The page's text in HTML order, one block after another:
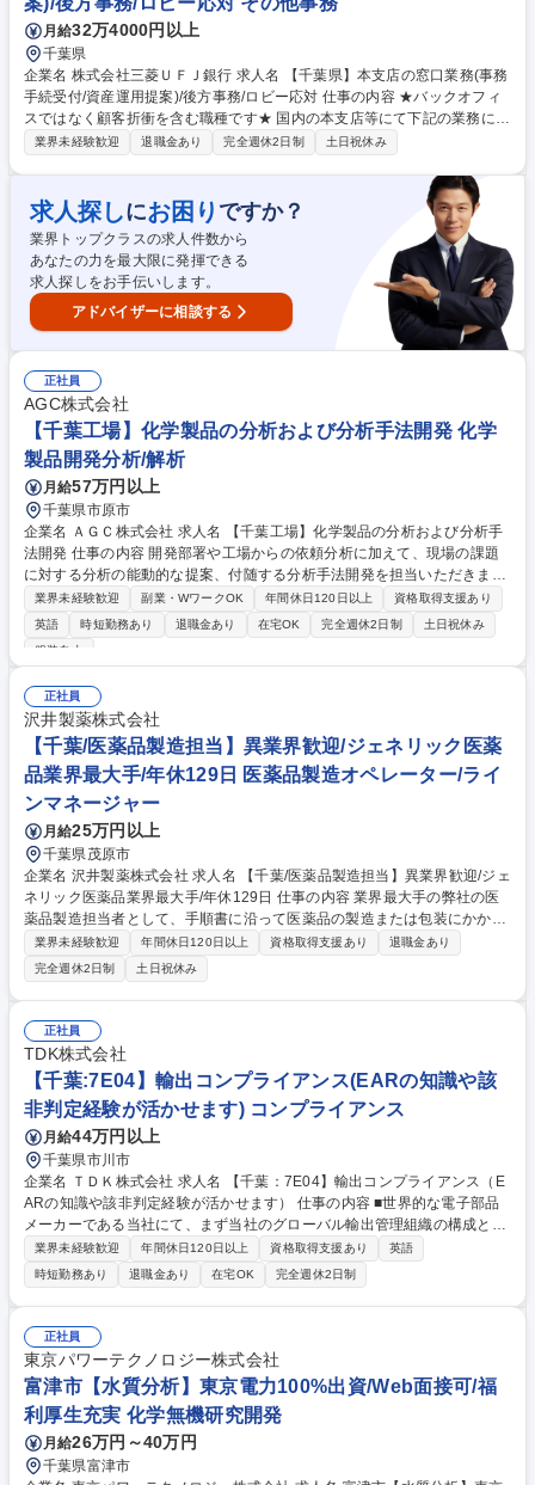
言/攻めの知財
月給32万4000円以上
千葉県
企業名 株式会社三菱ＵＦＪ銀行 求人名 【千葉県】本支店の窓口業務(事務
手続受付/資産運用提案)/後方事務/ロビー応対 仕事の内容 ★バックオフィ
スではなく顧客折衝を含む職種です★ 国内の本支店等にて下記の業務に従
事していただきます。 ■窓口/後方/ロビーにて事務手続等の受付・オペレ
融商品のご提案 ■効率的な事務運用の検討・構築等 ≪業務紹介：ご応募前
に必ずご覧ください≫ ※記事 https://www.mysite.bk.mufg.jp/career/circle/
article17/ ※動画 https://youtu.be/H-S7HaJqqbg 募集職種 【千葉県】本支
店の窓口業務(事務手続受付/資産運用提案)/後方事務/ロビー応対
業界未経験歓迎 退職金あり 完全週休2日制 土日祝休み
求人探しにお困り ですか？
業界トップクラスの求人件数から
あなたの力を最大限に発揮できる
求人探しをお手伝いします。
アドバイザーに相談する
正社員
AGC株式会社
【千葉工場】化学製品の分析および分析手法開発 化学
製品開発分析/解析
月給57万円以上
千葉県市原市
企業名 ＡＧＣ株式会社 求人名 【千葉工場】化学製品の分析および分析手
法開発 仕事の内容 開発部署や工場からの依頼分析に加えて、現場の課題
に対する分析の能動的な提案、付随する分析手法開発を担当いただきま
す。基本的には、案件に応じてチームを組んで対応いただきます。また、
比較的経験の浅い メンバーが多いため、ご経験によっては技術指導や将来
的にはマネジメント業務も期待します。■分析対象：フッ素を原料とす
／膜／ゴム等）、クロール・アルカリの基礎化学製品、環境分析（大気・
水質等）等幅広くお任せ。■主に使用する分析装置例：GC、LCMS、FT-I
R、NMR、GPC、XRD等 ※現状、液体・気体分析（有機系）の割合が多
いです。 募集職種 【千葉工場】化学製品の分析および分析手法開発
業界未経験歓迎 副業・WワークOK 年間休日120日以上
資格取得支援あり
英語
時短勤務あり 退職金あり 在宅OK 完全週休2日制
土日祝休み
服装自由
正社員
沢井製薬株式会社
【千葉/医薬品製造担当】異業界歓迎/ジェネリック医薬
品業界最大手/年休129日 医薬品製造オペレーター/ライ
ンマネージャー
月給25万円以上
千葉県茂原市
企業名 沢井製薬株式会社 求人名 【千葉/医薬品製造担当】異業界歓迎/ジェ
ネリック医薬品業界最大手/年休129日 仕事の内容 業界最大手の弊社の医
薬品製造担当者として、手順書に沿って医薬品の製造または包装にかかわ
る機械操作をお願いします。クリーンルーム内での作業となり、衛生的な
環境でお仕事していただけます。 【入社後について】 入社後は約半年に
わたり研修を実施します。入社前の段階では専門的な知識は不要です。医
薬品製造を通じて社会貢献したいという意欲のある方はぜひご応募くださ
い！ 【採用背景】事業拡大・生産量増加に伴い人員強化 募集職種 【千葉/
医薬品製造担当】異業界歓迎/ジェネリック医薬品業界最大手/年休129日
業界未経験歓迎 年間休日120日以上 資格取得支援あり
退職金あり
完全週休2日制
土日祝休み
正社員
TDK株式会社
【千葉:7E04】輸出コンプライアンス(EARの知識や該
非判定経験が活かせます) コンプライアンス
月給44万円以上
千葉県市川市
企業名 ＴＤＫ株式会社 求人名 【千葉：7E04】輸出コンプライアンス（E
ARの知識や該非判定経験が活かせます） 仕事の内容 ■世界的な電子部品
メーカーである当社にて、まず当社のグローバル輸出管理組織の構成と規
程に基づく役割を理解いただいた上で、ASEAN子会社の輸出管理体制構
築支援を中心にご担当頂きます。その後、段階的に グループ会社全体の実
情調査、監査・改善支援へと業務を拡大して頂きます。【具体的には】■A
SEAN子会社（※他地域子会社の可能性もあり）への輸出管理体制構築支
援および運用監督 ■地域本社・グループ本社を介したグローバル全子会社
の輸出管理状況の定期的モニタ ■管轄組織別に実施するグループ会社への
輸出監査補助（実施後のフォローアップ含む） ■子会社への輸出管理強化
ツール導入推進および運用支援 募集職種 【千葉：7E04】輸出コンプライ
アンス（EARの知識や該非判定経験が活かせます）
業界未経験歓迎 年間休日120日以上 資格取得支援あり
英語
時短勤務あり
退職金あり 在宅OK 完全週休2日制
正社員
東京パワーテクノロジー株式会社
富津市【水質分析】東京電力100%出資/Web面接可/福
利厚生充実 化学無機研究開発
月給26万円～40万円
千葉県富津市